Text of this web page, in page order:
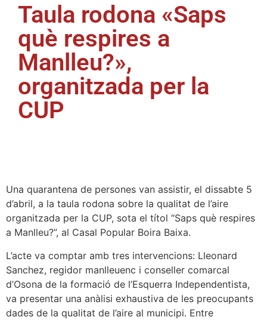
Taula rodona «Saps
què respires a
Manlleu?»,
organitzada per la
CUP
Una quarantena de persones van assistir, el dissabte 5
d’abril, a la taula rodona sobre la qualitat de l’aire
organitzada per la CUP, sota el títol “Saps què respires
a Manlleu?”, al Casal Popular Boira Baixa.
L’acte va comptar amb tres intervencions: Lleonard
Sanchez, regidor manlleuenc i conseller comarcal
d’Osona de la formació de l’Esquerra Independentista,
va presentar una anàlisi exhaustiva de les preocupants
dades de la qualitat de l’aire al municipi. Entre